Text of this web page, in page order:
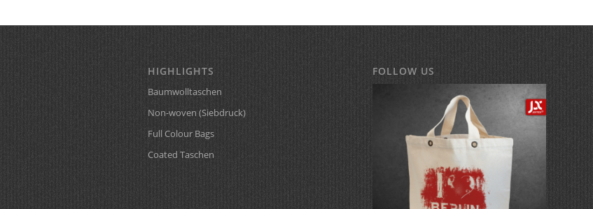
HIGHLIGHTS
Baumwolltaschen
Non-woven (Siebdruck)
Full Colour Bags
Coated Taschen
FOLLOW US